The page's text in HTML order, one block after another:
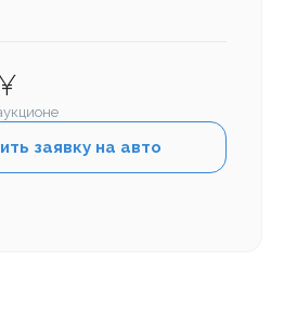
заявку на авто